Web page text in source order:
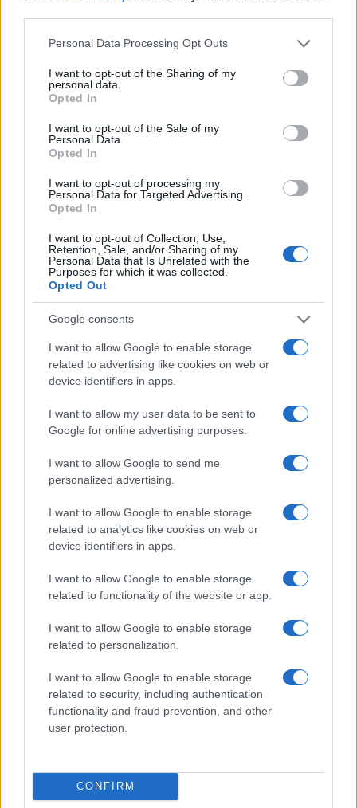
Please note that this website/app uses one or more Google
not limited to your visit or usage behaviour. You may click to
grant or deny consent to Google and its third-party tags to
use your data for below specified purposes in below Google
consent section.
Personal Data Processing Opt Outs
I want to opt-out of the Sharing of my
personal data.
Opted In
I want to opt-out of the Sale of my
Personal Data.
Opted In
I want to opt-out of processing my
Personal Data for Targeted Advertising.
Opted In
I want to opt-out of Collection, Use,
Retention, Sale, and/or Sharing of my
Personal Data that Is Unrelated with the
Purposes for which it was collected.
Opted Out
Google consents
I want to allow Google to enable storage
related to advertising like cookies on web or
device identifiers in apps.
I want to allow my user data to be sent to
Google for online advertising purposes.
I want to allow Google to send me
personalized advertising.
I want to allow Google to enable storage
related to analytics like cookies on web or
device identifiers in apps.
I want to allow Google to enable storage
related to functionality of the website or app.
I want to allow Google to enable storage
related to personalization.
I want to allow Google to enable storage
related to security, including authentication
functionality and fraud prevention, and other
user protection.
CONFIRM
Continua a leggere
BELLEZZA
consigli e abbinamenti
Cristian Castiglioni · 6 Ago 2026
Come preservare il colore dei capelli in estate:
consigli di Niky Epi di Aldo Coppola